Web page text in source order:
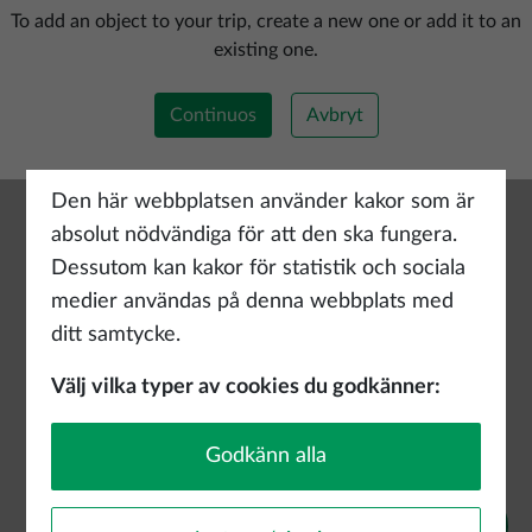
Lägg till ny rutt
To add an object to your trip, create a new one or add it to an
existing one.
Continuos Avbryt
Den här webbplatsen använder kakor som är
absolut nödvändiga för att den ska fungera.
Dessutom kan kakor för statistik och sociala
medier användas på denna webbplats med
ditt samtycke.
Välj vilka typer av cookies du godkänner:
Godkänn alla